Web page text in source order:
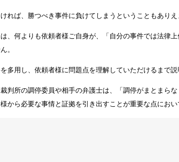
ば、勝つべき事件に負けてしまうということもありえ
、何よりも依頼者様ご自身が、「自分の事件では法律
。
用し、依頼者様に問題点を理解していただけるまで説
判所の調停委員や相手の弁護士は、「調停がまとまら
ら必要な事情と証拠を引き出すことが重要な点にお